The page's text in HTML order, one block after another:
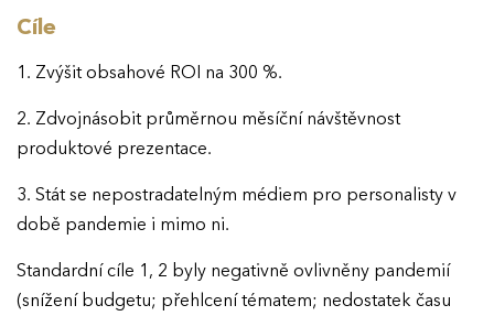
Cíle
1. Zvýšit obsahové ROI na 300 %.
2. Zdvojnásobit průměrnou měsíční návštěvnost
produktové prezentace.
3. Stát se nepostradatelným médiem pro personalisty v
době pandemie i mimo ni.
Standardní cíle 1, 2 byly negativně ovlivněny pandemií
(snížení budgetu; přehlcení tématem; nedostatek času